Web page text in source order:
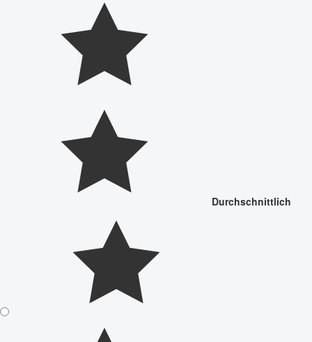
Durchschnittlich